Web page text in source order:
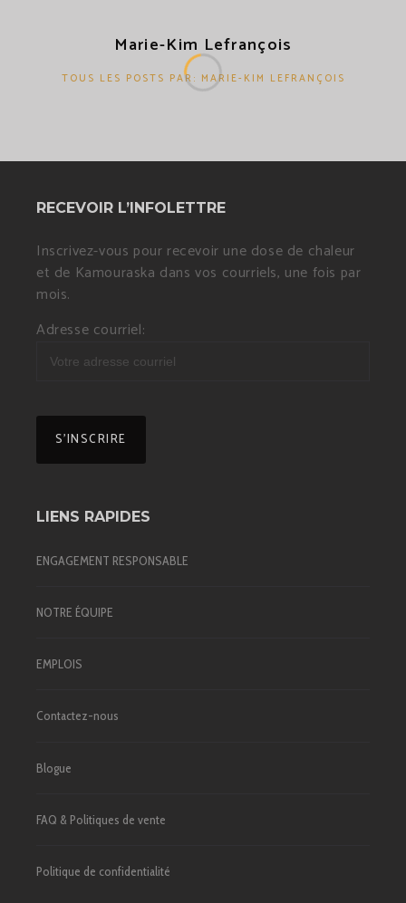
Marie-Kim Lefrançois
TOUS LES POSTS PAR: MARIE-KIM LEFRANÇOIS
RECEVOIR L’INFOLETTRE
Inscrivez-vous pour recevoir une dose de chaleur
et de Kamouraska dans vos courriels, une fois par
mois.
Adresse courriel:
LIENS RAPIDES
ENGAGEMENT RESPONSABLE
NOTRE ÉQUIPE
EMPLOIS
Contactez-nous
Blogue
FAQ & Politiques de vente
Politique de confidentialité